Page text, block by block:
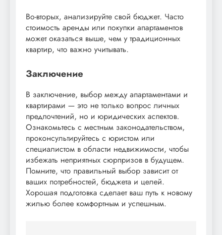
Во-вторых, анализируйте свой бюджет. Часто
стоимость аренды или покупки апартаментов
может оказаться выше, чем у традиционных
квартир, что важно учитывать.
Заключение
В заключение, выбор между апартаментами и
квартирами — это не только вопрос личных
предпочтений, но и юридических аспектов.
Ознакомьтесь с местным законодательством,
проконсультируйтесь с юристом или
специалистом в области недвижимости, чтобы
избежать неприятных сюрпризов в будущем.
Помните, что правильный выбор зависит от
ваших потребностей, бюджета и целей.
Хорошая подготовка сделает ваш путь к новому
жилью более комфортным и успешным.